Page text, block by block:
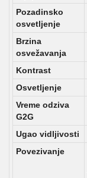
Pozadinsko
osvetljenje
Brzina
osvežavanja
Kontrast
Osvetljenje
Vreme odziva
G2G
Ugao vidljivosti
Povezivanje